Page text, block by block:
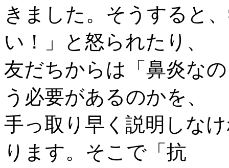
きました。そうすると
い！」と怒られたり、
友だちからは「鼻炎な
う必要があるのかを、
手っ取り早く説明しな
ります。そこで「抗